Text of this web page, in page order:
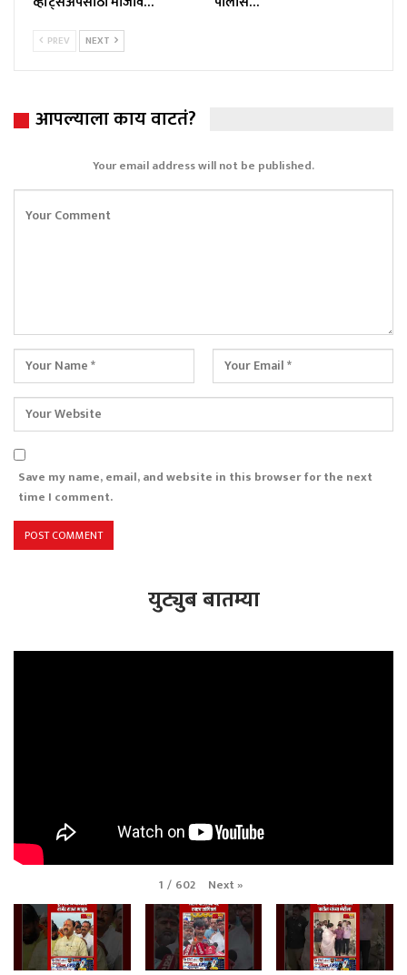
PREV NEXT
आपल्याला काय वाटतं?
Your email address will not be published.
Save my name, email, and website in this browser for the next
time I comment.
युट्युब बातम्या
1 / 602 Next»